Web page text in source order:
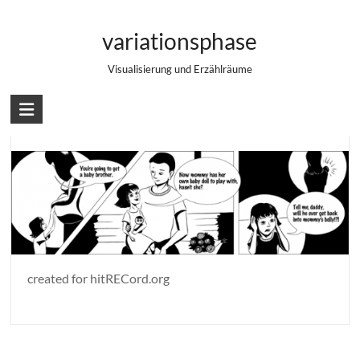
variationsphase
Visualisierung und Erzählräume
Baby brother coming
created for hitRECord.org